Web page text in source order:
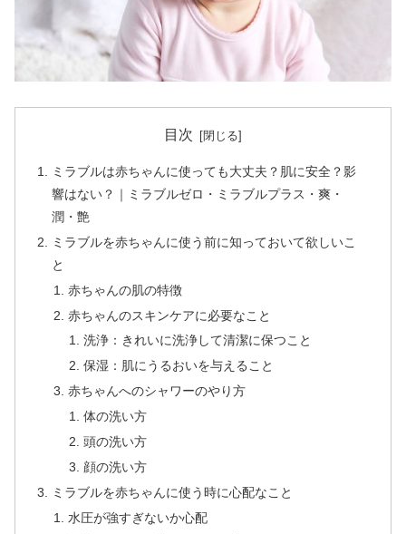
目次
ミラブルは赤ちゃんに使っても大丈夫？肌に安全？影
響はない？｜ミラブルゼロ・ミラブルプラス・爽・
潤・艶
ミラブルを赤ちゃんに使う前に知っておいて欲しいこ
と
赤ちゃんの肌の特徴
赤ちゃんのスキンケアに必要なこと
洗浄：きれいに洗浄して清潔に保つこと
保湿：肌にうるおいを与えること
赤ちゃんへのシャワーのやり方
体の洗い方
頭の洗い方
顔の洗い方
ミラブルを赤ちゃんに使う時に心配なこと
水圧が強すぎないか心配